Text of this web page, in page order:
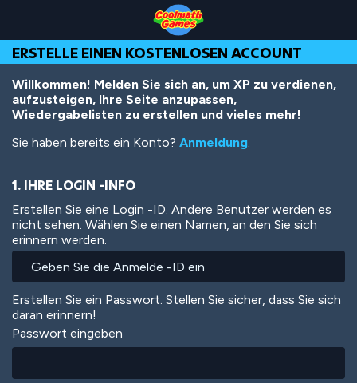
Top
of
Page
Navigation
Main
Content
Footer
Inhalt
ERSTELLE EINEN KOSTENLOSEN ACCOUNT
Willkommen! Melden Sie sich an, um XP zu verdienen,
aufzusteigen, Ihre Seite anzupassen,
Wiedergabelisten zu erstellen und vieles mehr!
Sie haben bereits ein Konto? Anmeldung.
1. IHRE LOGIN -INFO
Erstellen Sie eine Login -ID. Andere Benutzer werden es
nicht sehen. Wählen Sie einen Namen, an den Sie sich
erinnern werden.
Erstellen Sie ein Passwort. Stellen Sie sicher, dass Sie sich
daran erinnern!
Passwort eingeben